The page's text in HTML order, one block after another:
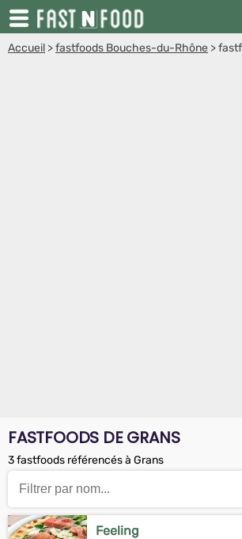
Accueil >fastfoods Bouches-du-Rhône >
FASTFOODS DE GRANS
3 fastfoods référencés à Grans
Feeling